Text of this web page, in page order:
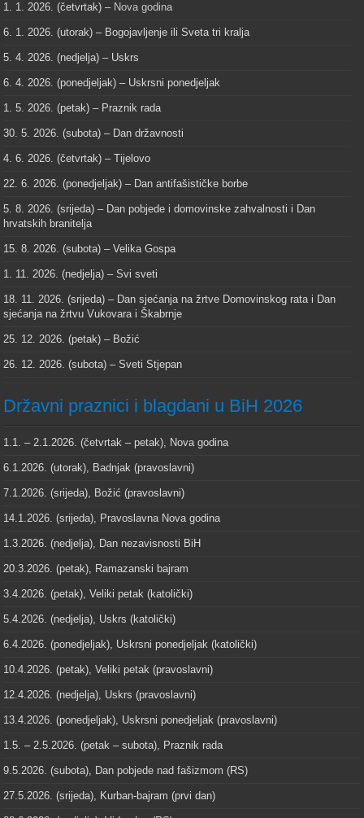
1. 1. 2026. (četvrtak) – Nova godina
6. 1. 2026. (utorak) – Bogojavljenje ili Sveta tri kralja
5. 4. 2026. (nedjelja) – Uskrs
6. 4. 2026. (ponedjeljak) – Uskrsni ponedjeljak
1. 5. 2026. (petak) – Praznik rada
30. 5. 2026. (subota) – Dan državnosti
4. 6. 2026. (četvrtak) – Tijelovo
22. 6. 2026. (ponedjeljak) – Dan antifašističke borbe
5. 8. 2026. (srijeda) – Dan pobjede i domovinske zahvalnosti i Dan
hrvatskih branitelja
15. 8. 2026. (subota) – Velika Gospa
1. 11. 2026. (nedjelja) – Svi sveti
18. 11. 2026. (srijeda) – Dan sjećanja na žrtve Domovinskog rata i Dan
sjećanja na žrtvu Vukovara i Škabrnje
25. 12. 2026. (petak) – Božić
26. 12. 2026. (subota) – Sveti Stjepan
Državni praznici i blagdani u BiH 2026
1.1. – 2.1.2026. (četvrtak – petak), Nova godina
6.1.2026. (utorak), Badnjak (pravoslavni)
7.1.2026. (srijeda), Božić (pravoslavni)
14.1.2026. (srijeda), Pravoslavna Nova godina
1.3.2026. (nedjelja), Dan nezavisnosti BiH
20.3.2026. (petak), Ramazanski bajram
3.4.2026. (petak), Veliki petak (katolički)
5.4.2026. (nedjelja), Uskrs (katolički)
6.4.2026. (ponedjeljak), Uskrsni ponedjeljak (katolički)
10.4.2026. (petak), Veliki petak (pravoslavni)
12.4.2026. (nedjelja), Uskrs (pravoslavni)
13.4.2026. (ponedjeljak), Uskrsni ponedjeljak (pravoslavni)
1.5. – 2.5.2026. (petak – subota), Praznik rada
9.5.2026. (subota), Dan pobjede nad fašizmom (RS)
27.5.2026. (srijeda), Kurban-bajram (prvi dan)